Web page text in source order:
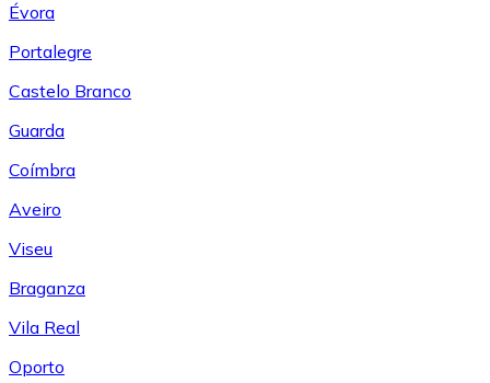
Évora
Portalegre
Castelo Branco
Guarda
Coímbra
Aveiro
Viseu
Braganza
Vila Real
Oporto